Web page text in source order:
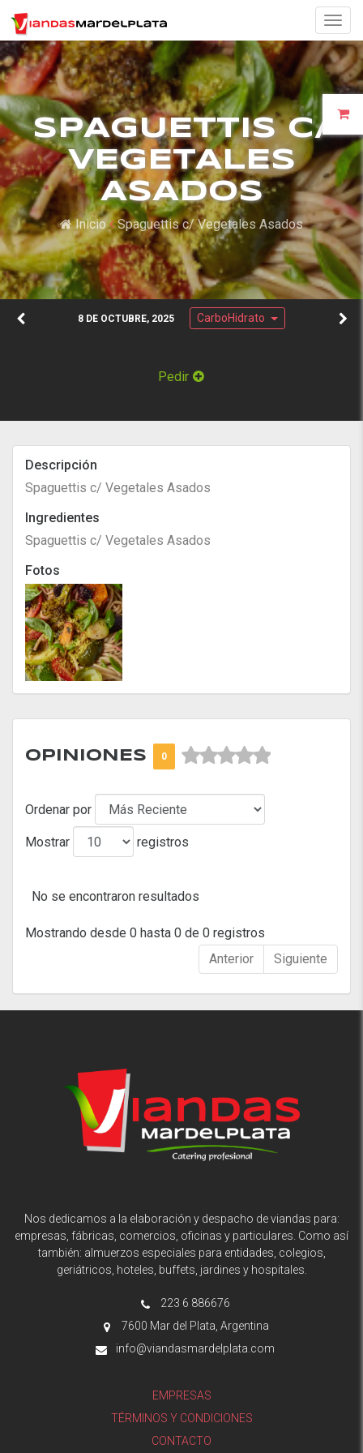
SPAGUETTIS C/
VEGETALES
ASADOS
Inicio Spaguettis c/ Vegetales Asados
8 DE OCTUBRE, 2025 CarboHidrato
Pedir
Descripción
Spaguettis c/ Vegetales Asados
Ingredientes
Spaguettis c/ Vegetales Asados
Fotos
OPINIONES 0 


Ordenar por
Mostrar registros
No se encontraron resultados
Mostrando desde 0 hasta 0 de 0 registros
Anterior
Siguiente
Nos dedicamos a la elaboración y despacho de viandas para:
empresas, fábricas, comercios, oficinas y particulares. Como así
también: almuerzos especiales para entidades, colegios,
geriátricos, hoteles, buffets, jardines y hospitales.
223 6 886676
7600 Mar del Plata, Argentina
info@viandasmardelplata.com
EMPRESAS
TÉRMINOS Y CONDICIONES
CONTACTO